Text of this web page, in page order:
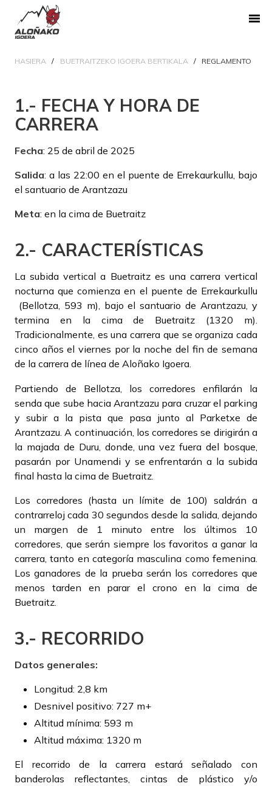
HASIERA BUETRAITZEKO IGOERA BERTIKALA REGLAMENTO
1.- FECHA Y HORA DE
CARRERA
Fecha: 25 de abril de 2025
Salida: a las 22:00 en el puente de Errekaurkullu, bajo
el santuario de Arantzazu
Meta: en la cima de Buetraitz
2.- CARACTERÍSTICAS
La subida vertical a Buetraitz es una carrera vertical
nocturna que comienza en el puente de Errekaurkullu
(Bellotza, 593 m), bajo el santuario de Arantzazu, y
termina en la cima de Buetraitz (1320 m).
Tradicionalmente, es una carrera que se organiza cada
cinco años el viernes por la noche del fin de semana
de la carrera de línea de Aloñako Igoera.
Partiendo de Bellotza, los corredores enfilarán la
senda que sube hacia Arantzazu para cruzar el parking
y subir a la pista que pasa junto al Parketxe de
Arantzazu. A continuación, los corredores se dirigirán a
la majada de Duru, donde, una vez fuera del bosque,
pasarán por Unamendi y se enfrentarán a la subida
final hasta la cima de Buetraitz.
Los corredores (hasta un límite de 100) saldrán a
contrarreloj cada 30 segundos desde la salida, dejando
un margen de 1 minuto entre los últimos 10
corredores, que serán siempre los favoritos a ganar la
carrera, tanto en categoría masculina como femenina.
Los ganadores de la prueba serán los corredores que
menos tarden en parar el crono en la cima de
Buetraitz.
3.- RECORRIDO
Datos generales:
Longitud: 2,8 km
Desnivel positivo: 727 m+
Altitud mínima: 593 m
Altitud máxima: 1320 m
El recorrido de la carrera estará señalado con
banderolas reflectantes, cintas de plástico y/o